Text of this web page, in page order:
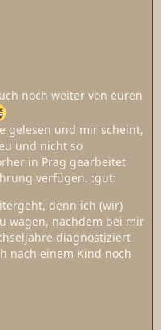
noch weiter von euren
gelesen und mir scheint,
und nicht so
in Prag gearbeitet
verfügen. :gut:
denn ich (wir)
wagen, nachdem bei mir
diagnostiziert
nach einem Kind noch